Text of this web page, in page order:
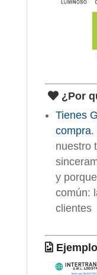
¿Por
Tienes
compra.
nuestro
y
común:
clientes